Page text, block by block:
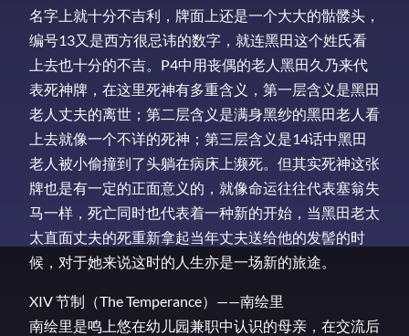
名字上就十分不吉利，牌面上还是一个大大的骷髅头，
编号13又是西方很忌讳的数字，就连黑田这个姓氏看
上去也十分的不吉。P4中用丧偶的老人黑田久乃来代
表死神牌，在这里死神有多重含义，第一层含义是黑田
老人丈夫的离世；第二层含义是满身黑纱的黑田老人看
上去就像一个不详的死神；第三层含义是14话中黑田
老人被小偷撞到了头躺在病床上濒死。但其实死神这张
牌也是有一定的正面意义的，就像命运往往代表塞翁失
马一样，死亡同时也代表着一种新的开始，当黑田老太
太直面丈夫的死重新拿起当年丈夫送给他的发髻的时
候，对于她来说这时的人生亦是一场新的旅途。
XIV 节制（The Temperance）——南绘里
南绘里是鸣上悠在幼儿园兼职中认识的母亲，在交流后